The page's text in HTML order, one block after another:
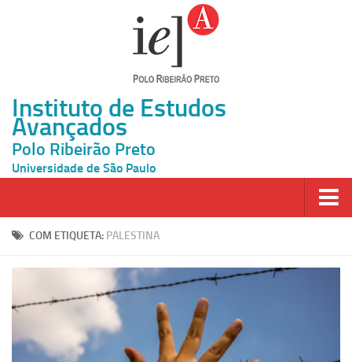
Instituto de Estudos
Avançados
Polo Ribeirão Preto
Universidade de São Paulo
Página Inicial
Cátedras
COM ETIQUETA: PALESTINA